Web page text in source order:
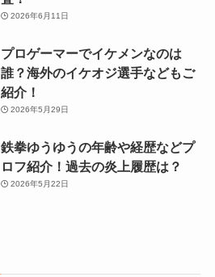
2026年6月11日
プロゲーマーでイケメンなのは
誰？海外のイケオジ選手などもご
紹介！
2026年5月29日
鉄拳ゆうゆうの年齢や経歴などプ
ロフ紹介！過去の炎上履歴は？
2026年5月22日